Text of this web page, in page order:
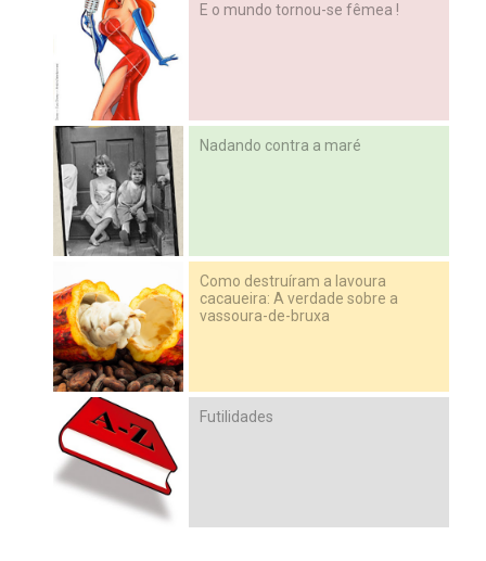
E o mundo tornou-se fêmea !
Nadando contra a maré
Como destruíram a lavoura
cacaueira: A verdade sobre a
vassoura-de-bruxa
Futilidades